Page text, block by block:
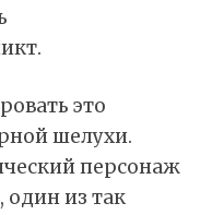
это
шелухи.
персонаж
из так